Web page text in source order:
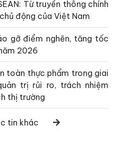
Từ truyền thông chính
động của Việt Nam
gỡ điểm nghẽn, tăng tốc
2026
toàn thực phẩm trong giai
trị rủi ro, trách nhiệm
thị trường
tin khác